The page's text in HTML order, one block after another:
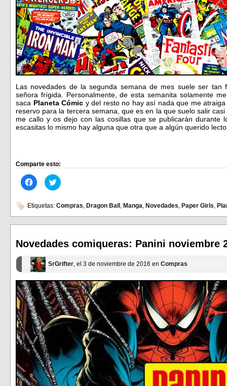
Las novedades de la segunda semana de mes suele ser tan
señora frígida. Personalmente, de esta semanita solamente
saca Planeta Cómic y del resto no hay así nada que me
reservo para la tercera semana, que es en la que suelo salir
me callo y os dejo con las cosillas que se publicarán durante
escasitas lo mismo hay alguna que otra que a algún querido
Comparte esto:
Haz
clic
en
Facebook
(Se
abre
ventana
nueva)
Haz
clic
en
Twitter
(Se
abre
ventana
nueva)
Etiquetas: Compras, Dragon Ball , Manga, Novedades, Paper Girls,
Novedades comiqueras: Panini noviembre
SrGrifter, el 3 de noviembre de 2016 en Compras